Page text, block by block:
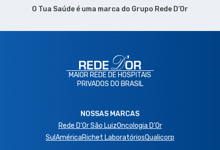
O Tua Saúde é uma marca do Grupo Rede D’Or
MAIOR REDE DE HOSPITAIS
PRIVADOS DO BRASIL
NOSSAS MARCAS
Rede D'Or São LuizOncologia D’Or
SulAméricaRichet LaboratóriosQualicorp